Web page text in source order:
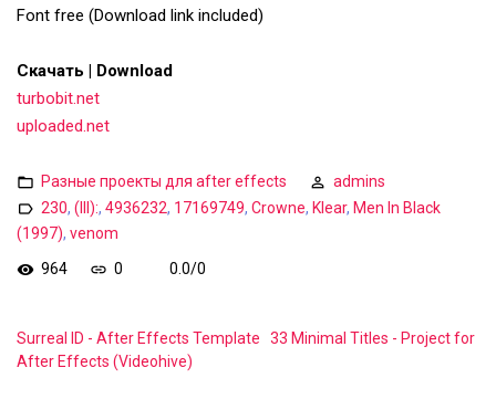
Font free (Download link included)
Скачать | Download
turbobit.net
uploaded.net
Разные проекты для after effects
admins
230, (III):, 4936232, 17169749, Crowne, Klear, Men In Black
(1997), venom
964
0 0.0/0
Surreal ID - After Effects Template
33 Minimal Titles - Project for
After Effects (Videohive)